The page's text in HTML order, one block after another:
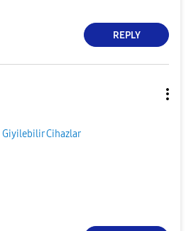
REPLY
Giyilebilir Cihazlar